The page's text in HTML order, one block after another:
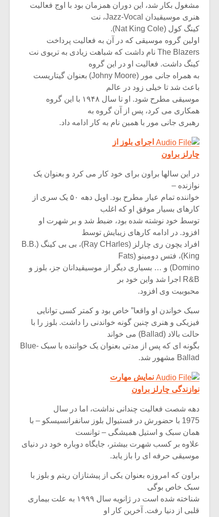
مشغول بکار شد، این دوران همزمان بود با اوج فعالیت
هنری موسیقیدان Jazz-Vocal، نت
کینگ کول (Nat King Cole).
اولین گروه موسیقی که در آن به فعالیت پرداخت
The Blazers نام داشت که شباهت زیادی به تریوی نت
کینگ داشت. فعالیت او در این گروه
به همراه جانی مور (Johny Moore) بعنوان گیتاریست
باعث شد تا خیلی زود در عالم
موسیقی مطرح شود. او تا سال ۱۹۴۸ با این گروه
همکاری می کرد، پس از آن گروه به
رهبری جانی مور با همین نام به کار ادامه داد.
اجرای بلوز از
چارلز براون
در این سالها براون برای خود کار می کرد و بعنوان یک
نوازنده –
خواننده تمام عیار مطرح بود. اویل دهه ۵۰ یک سری از
کارهای بسیار موفق او که اغلب
توسط خود نوشته شده بود، ضبط شد و بر شهرت او
افزود. در ادامه کارهای زیبایش توسط
افراد یچون ری چارلز (Ray CHarles)، بی بی کینگ (B.B.
King)، فتس دومینو (Fats
Domino) و … بسیاری دیگر از موسیقیدانان جز، بلوز و
R&B اجرا شد واین خود بر
محبوبیت وی افزود.
سبک خواندن او واقعا” خاص بود و کمتر کسی توانایی
فیزیکی و هنری چنین گونه خواندنی را داشت. بلوز را با
حالت بالاد (Ballad) می خواند
بگونه ای که پس از مدتی بعنوان یک خواننده با سبک Blue-
Ballad مشهور شد.
نمایش مهارت
نوازندگی چارلز براون
دهه شصت فعالیت چندانی نداشت، اما در سال
1975 با حضورش در فستیوال بلوز سانفرانسیسکو – با
همان سبک و استیل همیشگی – توانست
علاوه بر کسب شهرت بیشتر، جایگاه دوباره خود در دنیای
موسیقی حرفه ای را باز یابد.
براون که امروزه بعنوان یکی از پیشتازان ریتم و بلوز با
سبک خاص بوگی
شناخته شده است در ژانویه سال ۱۹۹۹ به علت بیماری
قلبی از دنیا رفت. آخرین کار او
میکلوش روژا
یادداشتی بر موسیقی
متن فیلم «متری
شیش و نیم»
اگر نمی توانی
مشهورترین باشی،
بدنام ترین باش